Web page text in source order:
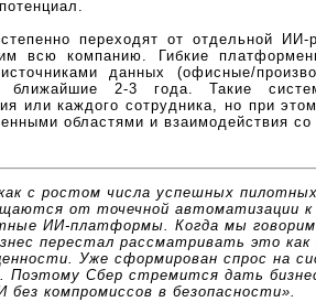
переходят от отдельной
всю компанию. Гибкие
данных (офисные/
ближайшие 2-3 года. Такие
или каждого сотрудника, но при
областями и взаимодействия со
с ростом числа успешных
от точечной автоматизации к
ИИ-платформы. Когда мы
перестал рассматривать это
Уже сформирован спрос на
Сбер стремится дать
без компромиссов в безопасности».